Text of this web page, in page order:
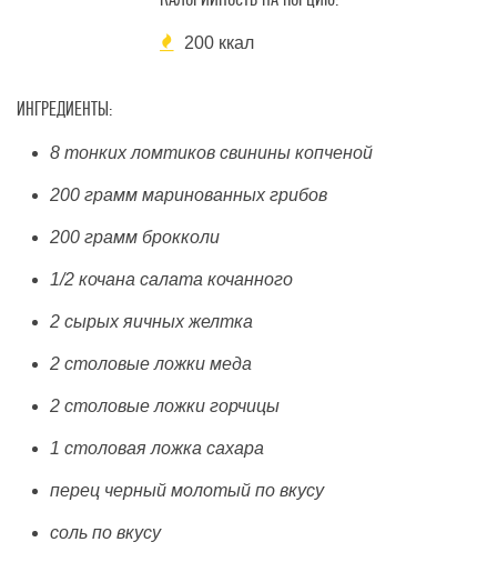
200 ккал
ИНГРЕДИЕНТЫ:
8 тонких ломтиков свинины копченой
200 грамм маринованных грибов
200 грамм брокколи
1/2 кочана салата кочанного
2 сырых яичных желтка
2 столовые ложки меда
2 столовые ложки горчицы
1 столовая ложка сахара
перец черный молотый по вкусу
соль по вкусу